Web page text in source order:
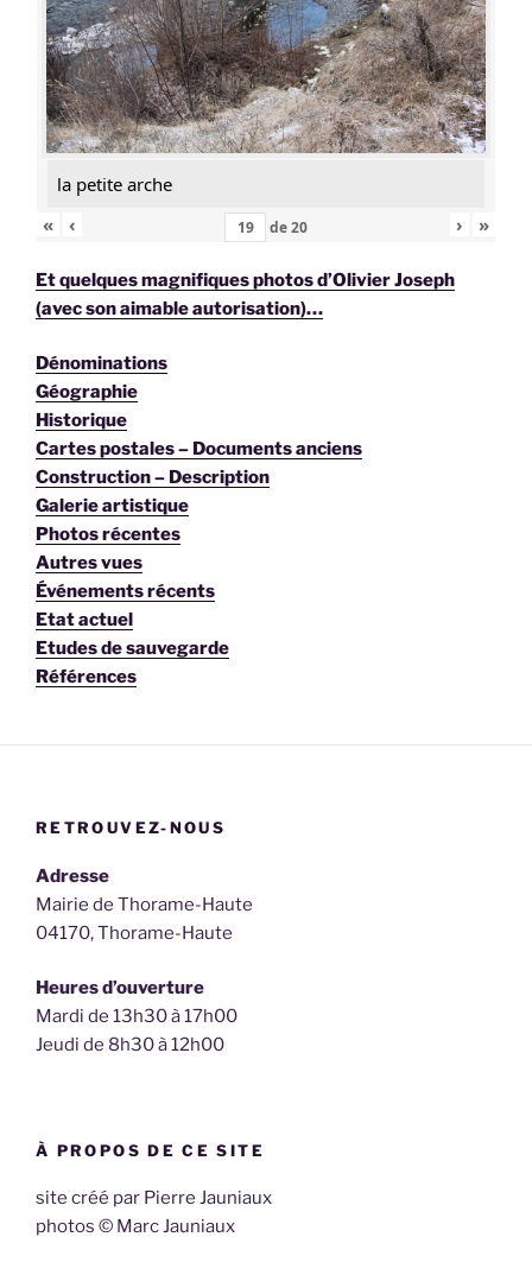
la petite arche
«
‹ de20 › »
Et quelques magnifiques photos d’Olivier Joseph
(avec son aimable autorisation)…
Dénominations
Géographie
Historique
Cartes postales – Documents anciens
Construction – Description
Galerie artistique
Photos récentes
Autres vues
Événements récents
Etat actuel
Etudes de sauvegarde
Références
RETROUVEZ-NOUS
Adresse
Mairie de Thorame-Haute
04170, Thorame-Haute
Heures d’ouverture
Mardi de 13h30 à 17h00
Jeudi de 8h30 à 12h00
À PROPOS DE CE SITE
site créé par Pierre Jauniaux
photos © Marc Jauniaux